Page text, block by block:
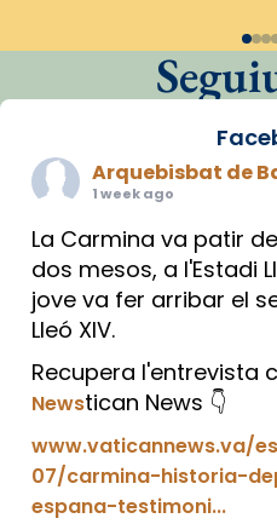
Arquebisbat de
1 week ago
La Carmina va patir
dos mesos, a l'Estadi
jove va fer arribar el
Lleó XIV.
Recupera l'entrevista
Newstican News 👇
www.vaticannews.va/
07/carmina-historia-
espana-testimoni...